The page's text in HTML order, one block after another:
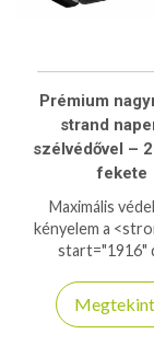
Prémium
strand
szélvédővel –
fekete
Maximális
kényelem a
start="1916"
napernyővel</
cm-es méret